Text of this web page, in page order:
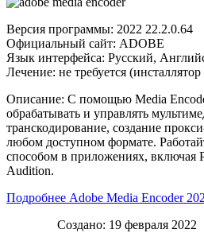
Версия программы: 2022 22.2.0.64
Официальный сайт: ADOBE
Язык интерфейса: Русский,
Лечение: не требуется
Описание: С помощью Media
обрабатывать и управлять
транскодирование, создание
любом доступном формате.
способом в приложениях, включая
Audition.
Подробнее Adobe Media Encoder
Создано: 19 февраля 2022